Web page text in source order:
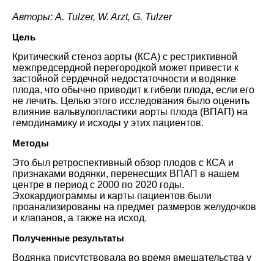
Авторы: A. Tulzer, W. Arzt, G. Tulzer
Цель
Критический стеноз аорты (КСА) с рестриктивной
межпредсердной перегородкой может привести к
застойной сердечной недостаточности и водянке
плода, что обычно приводит к гибели плода, если его
не лечить. Целью этого исследования было оценить
влияние вальвулопластики аорты плода (ВПАП) на
гемодинамику и исходы у этих пациентов.
Методы
Это был ретроспективный обзор плодов с КСА и
признаками водянки, перенесших ВПАП в нашем
центре в период с 2000 по 2020 годы.
Эхокардиограммы и карты пациентов были
проанализированы на предмет размеров желудочков
и клапанов, а также на исход.
Полученные результаты
Водянка присутствовала во время вмешательства у